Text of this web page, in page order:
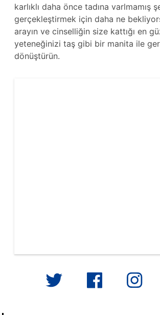
karlıklı daha önce tadına varlmamış
gerçekleştirmek için daha ne
arayın ve cinselliğin size kattığı en
yeteneğinizi taş gibi bir manita ile
dönüştürün.